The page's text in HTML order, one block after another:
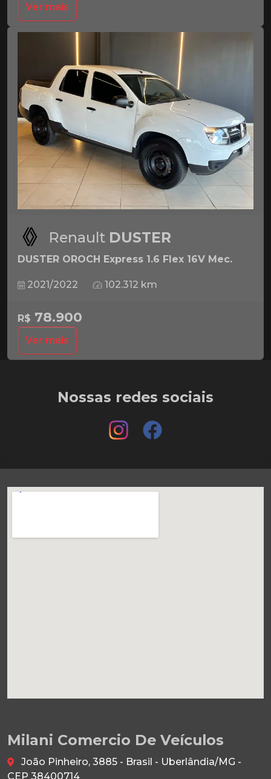
Ver mais
Renault DUSTER
DUSTER OROCH Express 1.6 Flex 16V Mec.
2021/2022 102.312 km
R$ 78.900
Ver mais
Nossas redes sociais
Milani Comercio De Veículos
João Pinheiro, 3885 - Brasil - Uberlândia/MG -
CEP 38400714